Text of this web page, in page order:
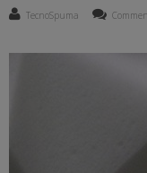
Français
TecnoSpuma